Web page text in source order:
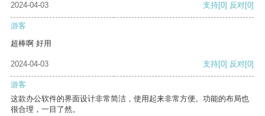
2024-04-03 支持[0] 反对[0]
游客
超棒啊 好用
2024-04-03 支持[0] 反对[0]
游客
这款办公软件的界面设计非常简洁，使用起来非常方便。功能的布局也
很合理，一目了然。